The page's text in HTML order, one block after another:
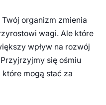
organizm zmienia
wagi. Ale które
wpływ na rozwój
się ośmiu
mogą stać za